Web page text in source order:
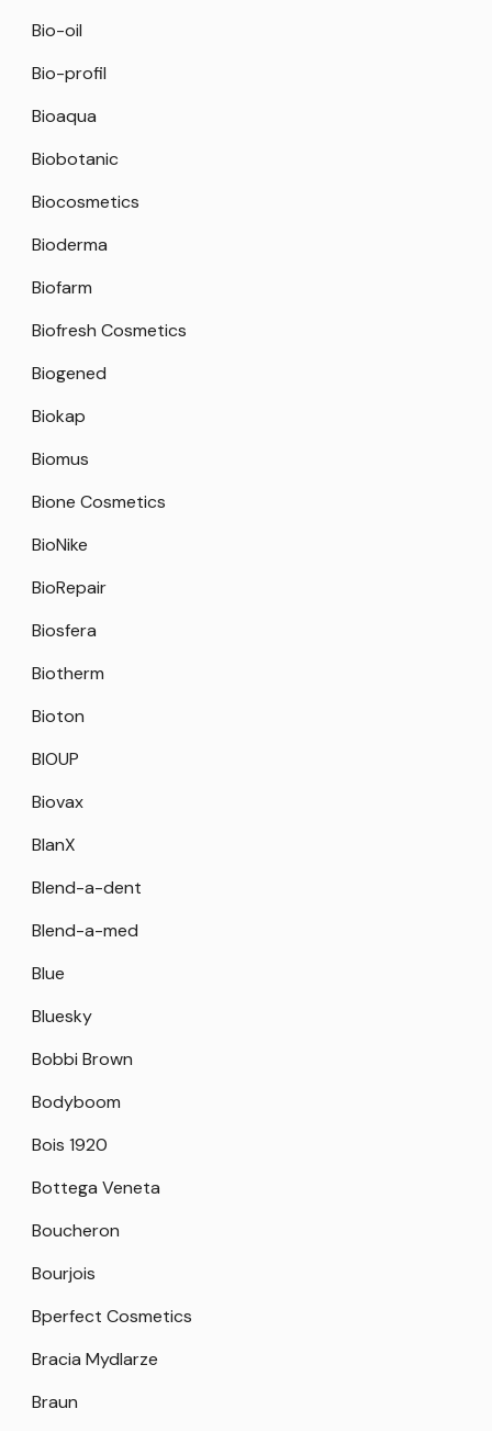
Bio-oil
Bio-profil
Bioaqua
Biobotanic
Biocosmetics
Bioderma
Biofarm
Biofresh Cosmetics
Biogened
Biokap
Biomus
Bione Cosmetics
BioNike
BioRepair
Biosfera
Biotherm
Bioton
BIOUP
Biovax
BlanX
Blend-a-dent
Blend-a-med
Blue
Bluesky
Bobbi Brown
Bodyboom
Bois 1920
Bottega Veneta
Boucheron
Bourjois
Bperfect Cosmetics
Bracia Mydlarze
Braun